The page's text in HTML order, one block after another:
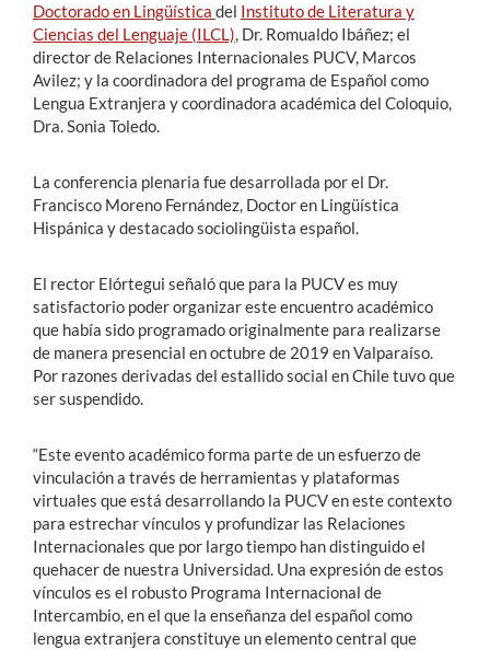
Doctorado en Lingüística del Instituto de Literatura y
Ciencias del Lenguaje (ILCL), Dr. Romualdo Ibáñez; el
director de Relaciones Internacionales PUCV, Marcos
Avilez; y la coordinadora del programa de Español como
Lengua Extranjera y coordinadora académica del Coloquio,
Dra. Sonia Toledo.
La conferencia plenaria fue desarrollada por el Dr.
Francisco Moreno Fernández, Doctor en Lingüística
Hispánica y destacado sociolingüista español.
El rector Elórtegui señaló que para la PUCV es muy
satisfactorio poder organizar este encuentro académico
que había sido programado originalmente para realizarse
de manera presencial en octubre de 2019 en Valparaíso.
Por razones derivadas del estallido social en Chile tuvo que
ser suspendido.
“Este evento académico forma parte de un esfuerzo de
vinculación a través de herramientas y plataformas
virtuales que está desarrollando la PUCV en este contexto
para estrechar vínculos y profundizar las Relaciones
Internacionales que por largo tiempo han distinguido el
quehacer de nuestra Universidad. Una expresión de estos
vínculos es el robusto Programa Internacional de
Intercambio, en el que la enseñanza del español como
lengua extranjera constituye un elemento central que